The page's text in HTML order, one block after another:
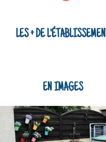
LES + DE
EN IMAGES